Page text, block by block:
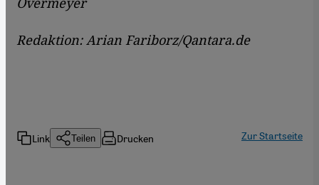
Redaktion: Arian Fariborz/Qantara.de
Link Teilen Drucken Zur Startseite